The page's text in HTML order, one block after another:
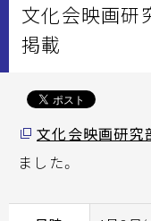
文化会映画
掲載
文化会映画研究
ました。